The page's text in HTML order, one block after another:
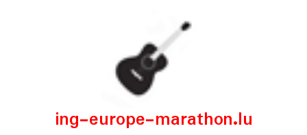
ing-europe-marathon.lu